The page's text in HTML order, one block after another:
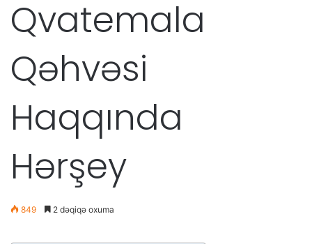
Qvatemala
Qəhvəsi
Haqqında
Hərşey
849 2 dəqiqə oxuma